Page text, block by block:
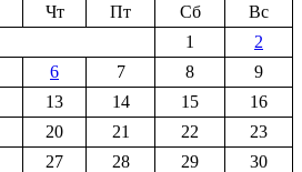
Чт Пт Сб
Вс
1
2
6 7 8
9
13 14 15
16
20 21 22
23
27 28 29
30